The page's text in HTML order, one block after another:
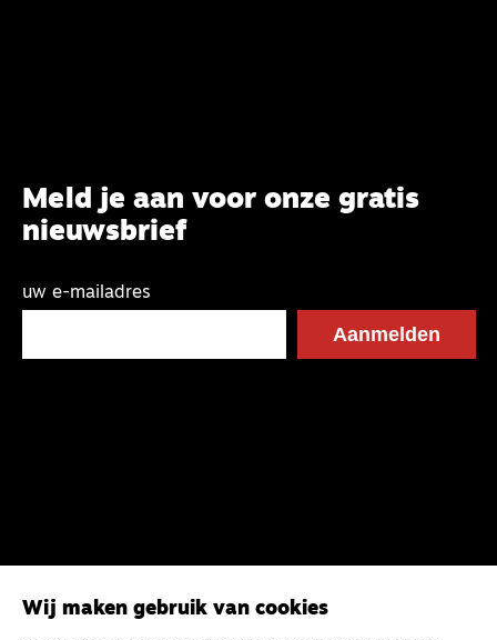
Meld je aan voor onze gratis
nieuwsbrief
uw e-mailadres
Wij maken gebruik van cookies